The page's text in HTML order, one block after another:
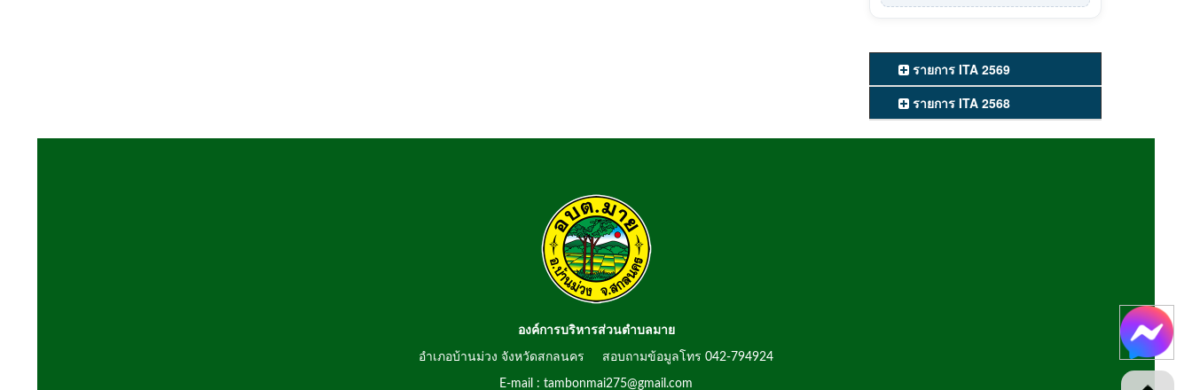
รายการ ITA 2569
รายการ ITA 2568
องค์การบริหารส่วนตำบลมาย
อำเภอบ้านม่วง จังหวัดสกลนคร สอบถามข้อมูลโทร 042-794924
E-mail : tambonmai275@gmail.com